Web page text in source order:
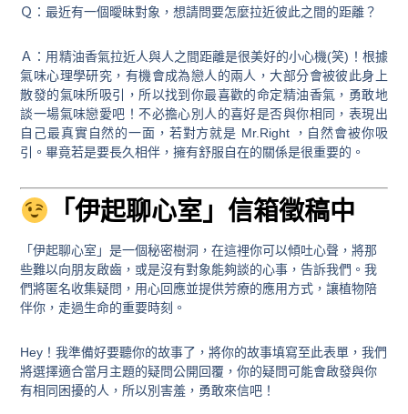
Ｑ：最近有一個曖昧對象，想請問要怎麼拉近彼此之間的距離？
Ａ：用精油香氣拉近人與人之間距離是很美好的小心機(笑)！根據
氣味心理學研究，有機會成為戀人的兩人，大部分會被彼此身上
散發的氣味所吸引，所以找到你最喜歡的命定精油香氣，勇敢地
談一場氣味戀愛吧！不必擔心別人的喜好是否與你相同，表現出
自己最真實自然的一面，若對方就是 Mr.Right ，自然會被你吸
引。畢竟若是要長久相伴，擁有舒服自在的關係是很重要的。
「伊起聊心室」信箱徵稿中
「伊起聊心室」是一個秘密樹洞，在這裡你可以傾吐心聲，將那
些難以向朋友啟齒，或是沒有對象能夠談的心事，告訴我們。我
們將匿名收集疑問，用心回應並提供芳療的應用方式，讓植物陪
伴你，走過生命的重要時刻。
Hey！我準備好要聽你的故事了，將你的故事填寫至此表單，我們
將選擇適合當月主題的疑問公開回覆，你的疑問可能會啟發與你
有相同困擾的人，所以別害羞，勇敢來信吧！